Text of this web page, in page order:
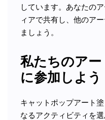
しています。あなたの
ィアで共有し、他のア
ましょう。
私たちのア
に参加しよう
キャットポップアート
なるアクティビティを